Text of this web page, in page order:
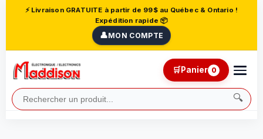
⚡ Livraison GRATUITE à partir de 99$ au Québec & Ontario !
Expédition rapide 📦
👤MON COMPTE
🔍
🛒Panier 0